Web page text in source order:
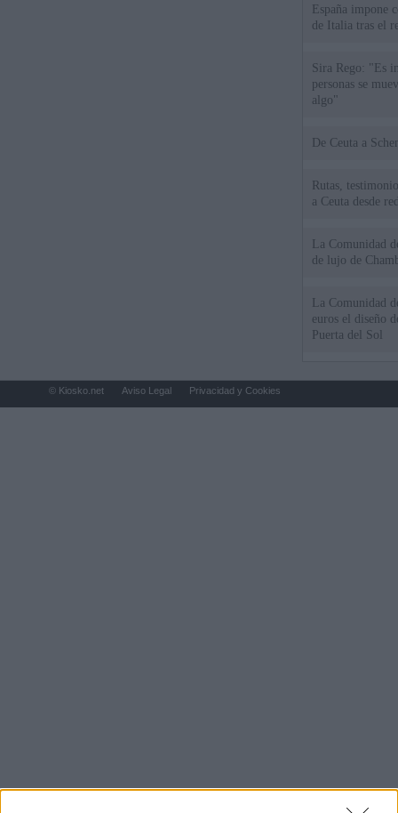
España impone
de Italia tras el
Sira Rego: "Es
personas se
algo"
De
Rutas,
a Ceuta desde
La Comunidad
de lujo de
La Comunidad
euros el diseño
Puerta del Sol
© Kiosko.net Aviso Legal Privacidad y Cookies